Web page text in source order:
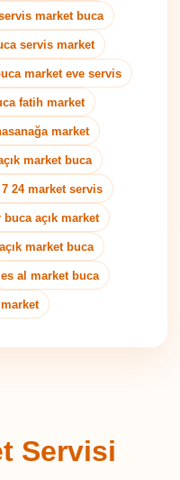
market buca
servis market
market eve servis
fatih market
market
market buca
24 market servis
açık market
market buca
es al market buca
Servisi